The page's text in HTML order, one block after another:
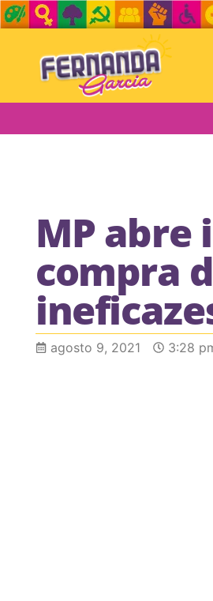
MP
compra
agosto 9, 2021 3:28